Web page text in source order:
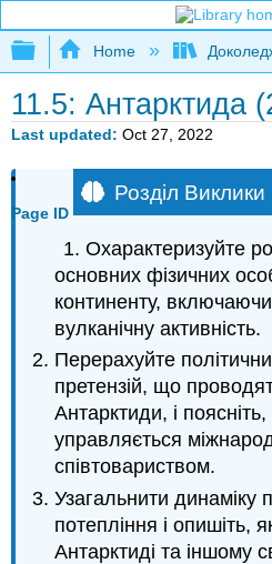
Expand/collapse
Home
11.5: Антарктида
Last updated Oct 27, 2022
Page ID
Розділ Виклики
Охарактеризуйте
основних фізичних
континенту,
вулканічну активність.
Перерахуйте
претензій, що
Антарктиди, і
управляється
співтовариством.
Узагальнити динаміку
потепління і опишіть,
Антарктиді та іншому